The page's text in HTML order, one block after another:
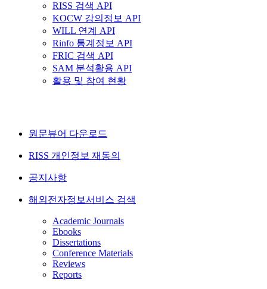
RISS 검색 API
KOCW 강의정보 API
WILL 연계 API
Rinfo 통계정보 API
FRIC 검색 API
SAM 분석활용 API
활용 및 참여 현황
원문뷰어 다운로드
RISS 개인정보 재동의
공지사항
해외전자정보서비스 검색
Academic Journals
Ebooks
Dissertations
Conference Materials
Reviews
Reports